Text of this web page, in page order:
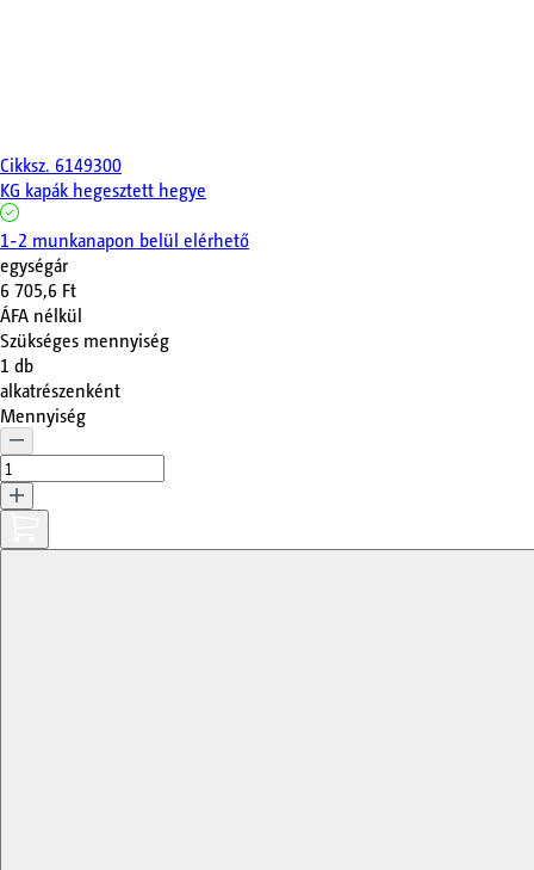
Cikksz. 6149300
KG kapák hegesztett hegye
1-2 munkanapon belül elérhető
egységár
6 705,6 Ft
ÁFA nélkül
Szükséges mennyiség
1 db
alkatrészenként
Mennyiség